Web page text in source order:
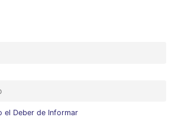
el Deber de Informar